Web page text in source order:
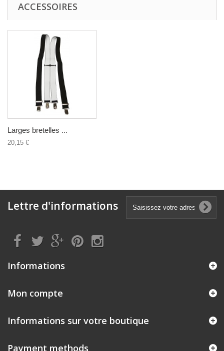
ACCESSOIRES
Larges bretelles ...
20,15 €
Lettre d'informations
Informations
Mon compte
Informations sur votre boutique
Payment methods